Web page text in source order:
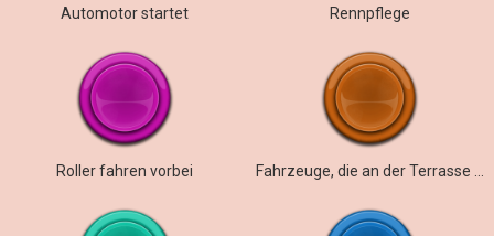
Automotor startet Rennpflege
Roller fahren vorbei